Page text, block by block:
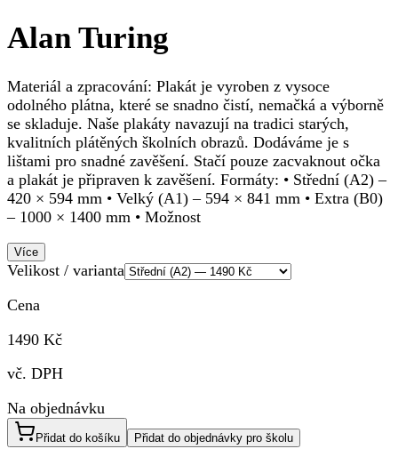
Alan Turing
Materiál a zpracování: Plakát je vyroben z vysoce
odolného plátna, které se snadno čistí, nemačká a výborně
se skladuje. Naše plakáty navazují na tradici starých,
kvalitních plátěných školních obrazů. Dodáváme je s
lištami pro snadné zavěšení. Stačí pouze zacvaknout očka
a plakát je připraven k zavěšení. Formáty: • Střední (A2) –
420 × 594 mm • Velký (A1) – 594 × 841 mm • Extra (B0)
– 1000 × 1400 mm • Možnost
Více
Velikost / varianta
Cena
1490 Kč
vč. DPH
Na objednávku
Přidat do košíku Přidat do objednávky pro školu